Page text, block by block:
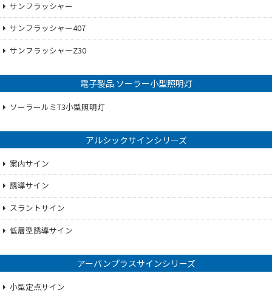
サンフラッシャー
サンフラッシャー407
サンフラッシャーZ30
電子製品 ソーラー小型照明灯
ソーラールミT3小型照明灯
アルシックサインシリーズ
案内サイン
誘導サイン
スラントサイン
低層型誘導サイン
アーバンプラスサインシリーズ
小型定点サイン